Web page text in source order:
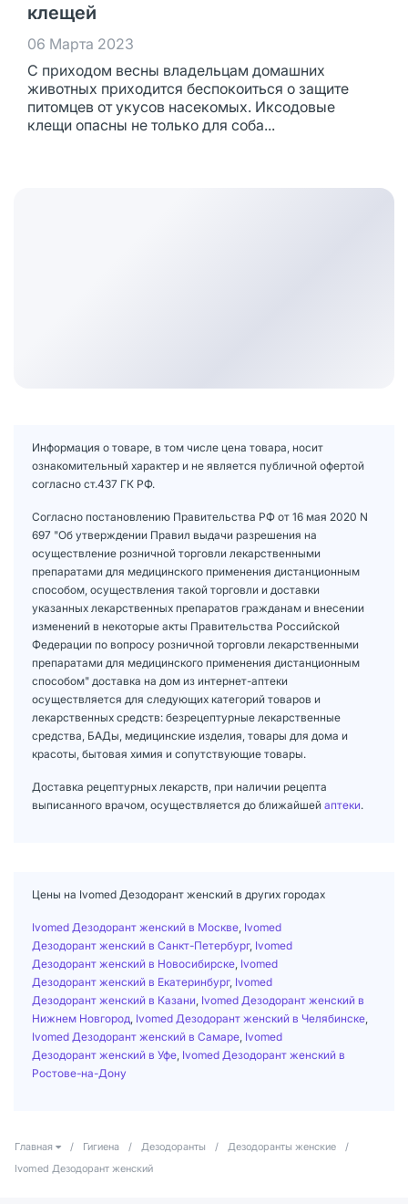
клещей
06 Марта 2023
С приходом весны владельцам домашних
животных приходится беспокоиться о защите
питомцев от укусов насекомых. Иксодовые
клещи опасны не только для соба...
Информация о товаре, в том числе цена товара, носит
ознакомительный характер и не является публичной офертой
согласно ст.437 ГК РФ.
Согласно постановлению Правительства РФ от 16 мая 2020 N
697 "Об утверждении Правил выдачи разрешения на
осуществление розничной торговли лекарственными
препаратами для медицинского применения дистанционным
способом, осуществления такой торговли и доставки
указанных лекарственных препаратов гражданам и внесении
изменений в некоторые акты Правительства Российской
Федерации по вопросу розничной торговли лекарственными
препаратами для медицинского применения дистанционным
способом" доставка на дом из интернет-аптеки
осуществляется для следующих категорий товаров и
лекарственных средств: безрецептурные лекарственные
средства, БАДы, медицинские изделия, товары для дома и
красоты, бытовая химия и сопутствующие товары.
Доставка рецептурных лекарств, при наличии рецепта
выписанного врачом, осуществляется до ближайшей аптеки.
Цены на Ivomed Дезодорант женский в других городах
Ivomed Дезодорант женский в Москве Ivomed
Дезодорант женский в Санкт-Петербург, Ivomed
Дезодорант женский в Новосибирске Ivomed
Дезодорант женский в Екатеринбург, Ivomed
Дезодорант женский в Казани Ivomed Дезодорант женский в
Нижнем Новгород Ivomed Дезодорант женский в Челябинске
Ivomed Дезодорант женский в Самаре Ivomed
Дезодорант женский в Уфе Ivomed Дезодорант женский в
Ростове-на-Дону
Главная / Гигиена / Дезодоранты / Дезодоранты женские
/
Ivomed Дезодорант женский